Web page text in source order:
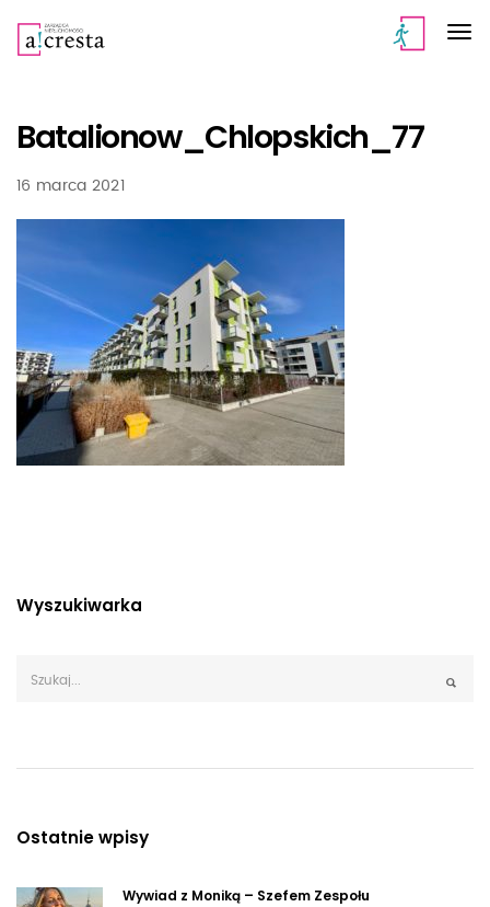
Batalionow_Chlopskich_77
16 marca 2021
Wyszukiwarka
Ostatnie wpisy
Wywiad z Moniką – Szefem Zespołu